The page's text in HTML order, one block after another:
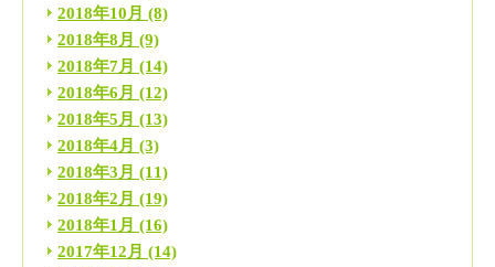
2018年10月 (8)
2018年8月 (9)
2018年7月 (14)
2018年6月 (12)
2018年5月 (13)
2018年4月 (3)
2018年3月 (11)
2018年2月 (19)
2018年1月 (16)
2017年12月 (14)